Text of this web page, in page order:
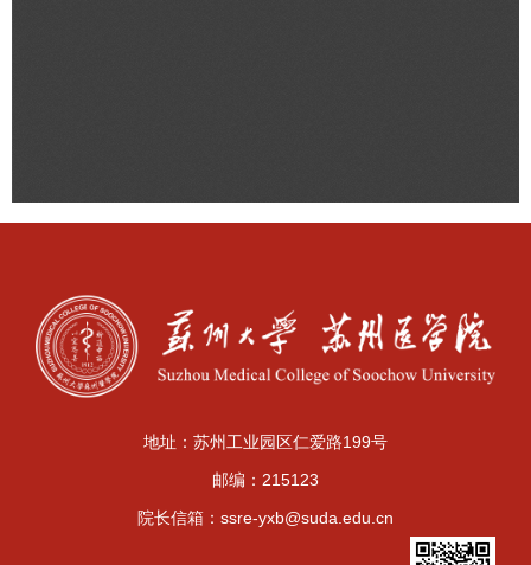
地址：苏州工业园区仁爱路199号
邮编：215123
院长信箱：ssre-yxb@suda.edu.cn